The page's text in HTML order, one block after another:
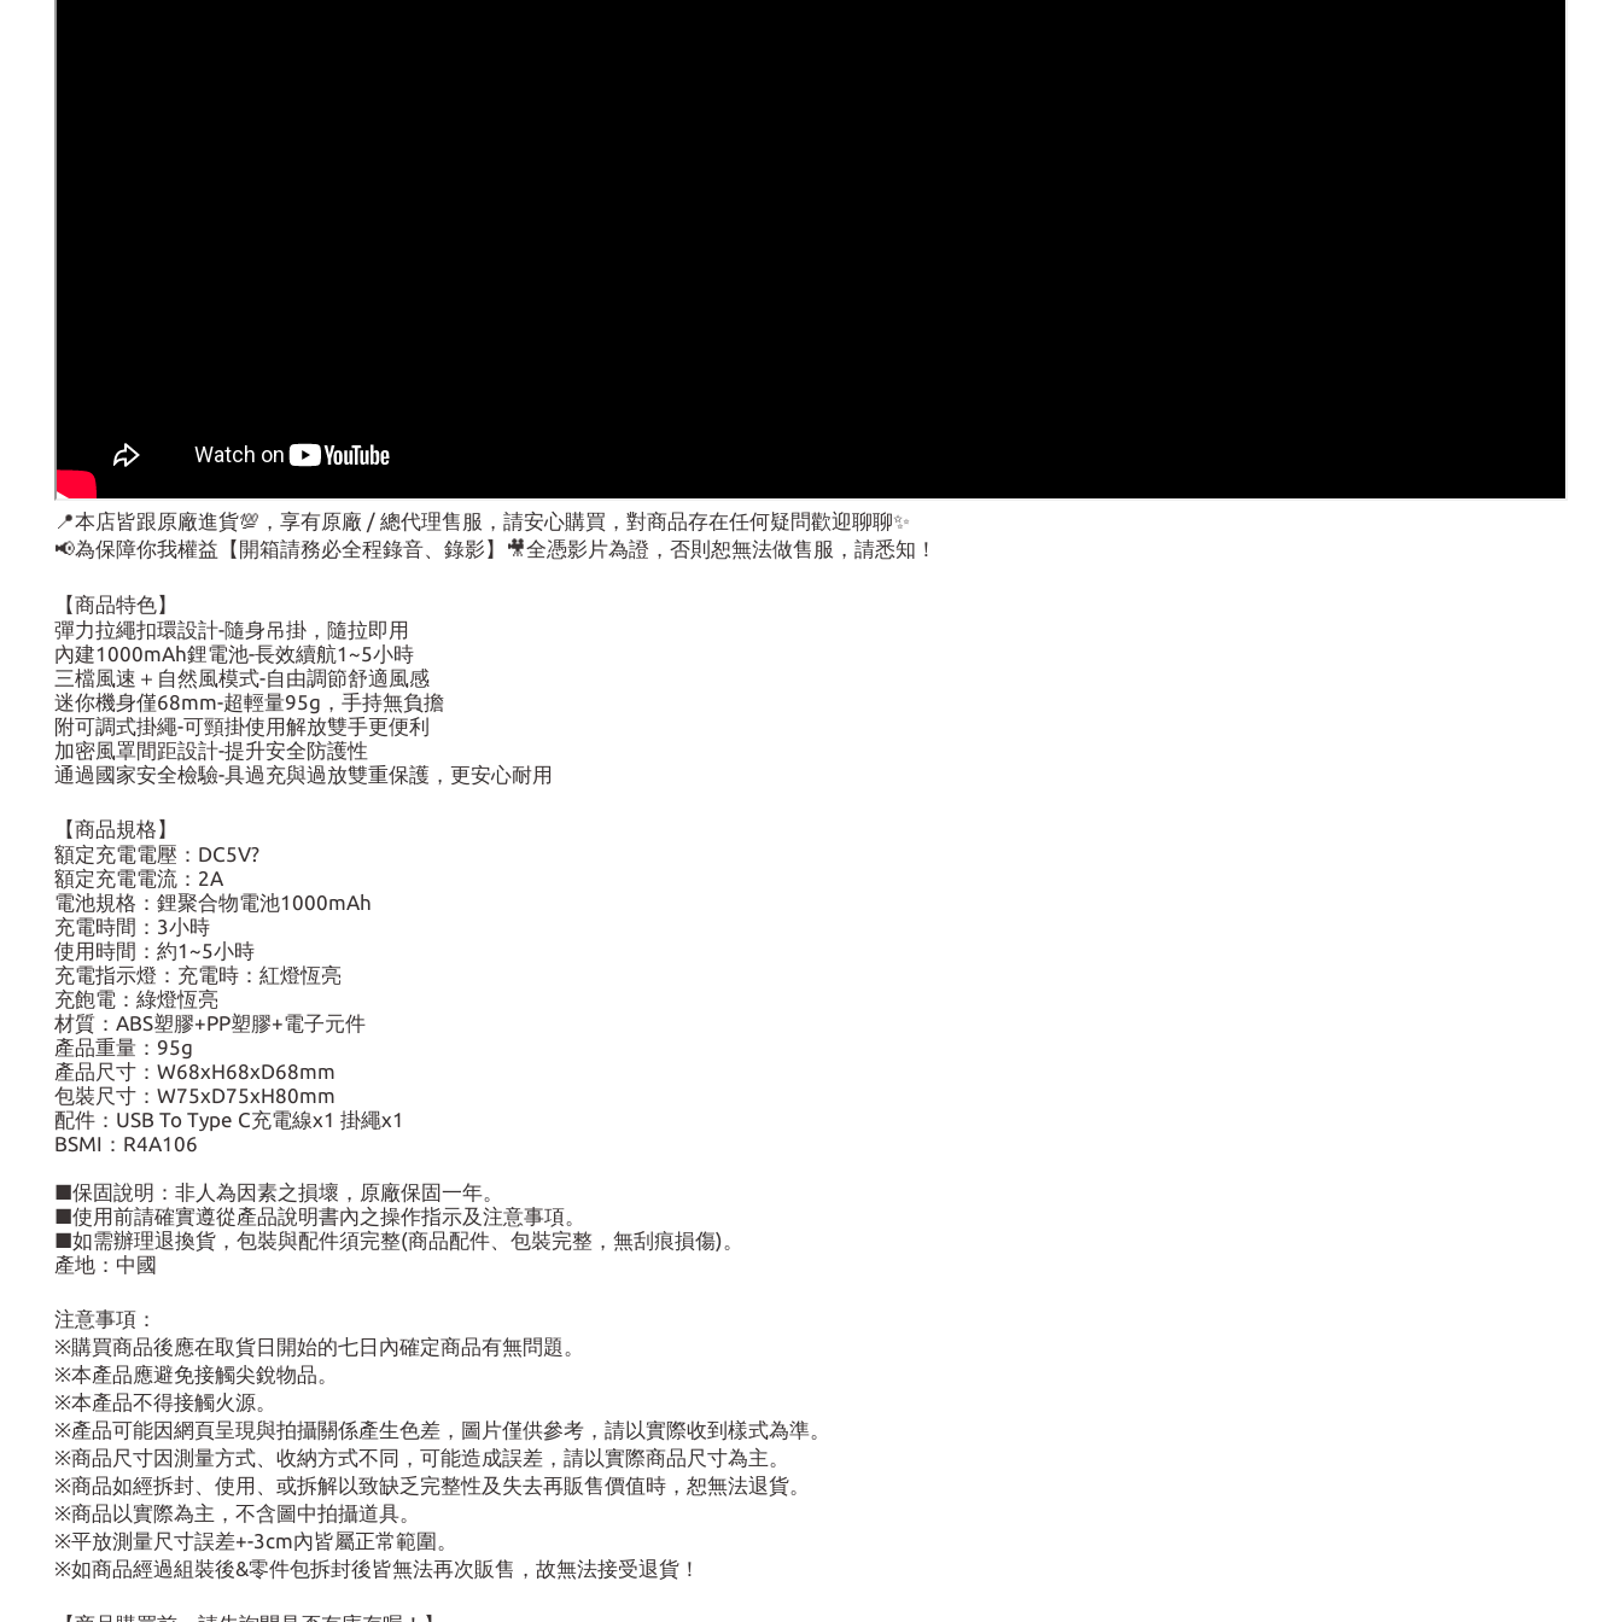
📍本店皆跟原廠進貨💯，享有原廠 / 總代理售服，請安心購買，對商品存在任何疑問歡迎聊聊✨
📢為保障你我權益【開箱請務必全程錄音、錄影】🎥全憑影片為證，否則恕無法做售服，請悉知！
【商品特色】
彈力拉繩扣環設計-隨身吊掛，隨拉即用
內建1000mAh鋰電池-長效續航1~5小時
三檔風速＋自然風模式-自由調節舒適風感
迷你機身僅68mm-超輕量95g，手持無負擔
附可調式掛繩-可頸掛使用解放雙手更便利
加密風罩間距設計-提升安全防護性
通過國家安全檢驗-具過充與過放雙重保護，更安心耐用
【商品規格】
額定充電電壓：DC5V?
額定充電電流：2A
電池規格：鋰聚合物電池1000mAh
充電時間：3小時
使用時間：約1~5小時
充電指示燈：充電時：紅燈恆亮
充飽電：綠燈恆亮
材質：ABS塑膠+PP塑膠+電子元件
產品重量：95g
產品尺寸：W68xH68xD68mm
包裝尺寸：W75xD75xH80mm
配件：USB To Type C充電線x1 掛繩x1
BSMI：R4A106
■保固說明：非人為因素之損壞，原廠保固一年。
■使用前請確實遵從產品說明書內之操作指示及注意事項。
■如需辦理退換貨，包裝與配件須完整(商品配件、包裝完整，無刮痕損傷)。
產地：中國
注意事項：
※購買商品後應在取貨日開始的七日內確定商品有無問題。
※本產品應避免接觸尖銳物品。
※本產品不得接觸火源。
※產品可能因網頁呈現與拍攝關係產生色差，圖片僅供參考，請以實際收到樣式為準。
※商品尺寸因測量方式、收納方式不同，可能造成誤差，請以實際商品尺寸為主。
※商品如經拆封、使用、或拆解以致缺乏完整性及失去再販售價值時，恕無法退貨。
※商品以實際為主，不含圖中拍攝道具。
※平放測量尺寸誤差+-3cm內皆屬正常範圍。
※如商品經過組裝後&零件包拆封後皆無法再次販售，故無法接受退貨！